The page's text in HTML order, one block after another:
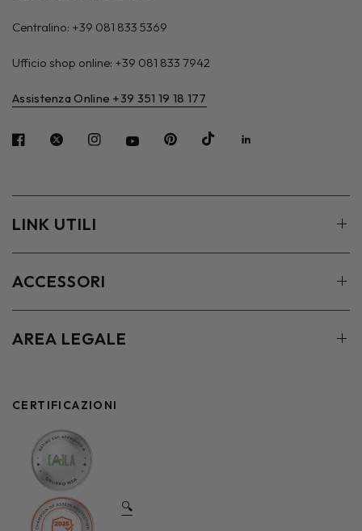
Centralino: +39 081 833 5369
Ufficio shop online: +39 081 833 7942
Assistenza Online +39 351 19 18 177
LINK UTILI
ACCESSORI
AREA LEGALE
CERTIFICAZIONI
🔍